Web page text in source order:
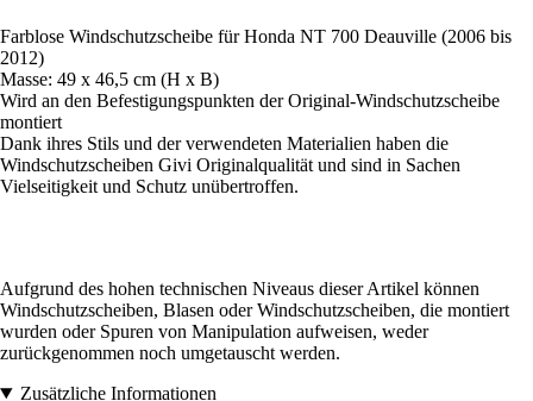
Farblose Windschutzscheibe für Honda NT 700 Deauville (2006 bis
2012)
Masse: 49 x 46,5 cm (H x B)
Wird an den Befestigungspunkten der Original-Windschutzscheibe
montiert
Dank ihres Stils und der verwendeten Materialien haben die
Windschutzscheiben Givi Originalqualität und sind in Sachen
Vielseitigkeit und Schutz unübertroffen.
Aufgrund des hohen technischen Niveaus dieser Artikel können
Windschutzscheiben, Blasen oder Windschutzscheiben, die montiert
wurden oder Spuren von Manipulation aufweisen, weder
zurückgenommen noch umgetauscht werden.
Zusätzliche Informationen